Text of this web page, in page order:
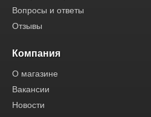
Вопросы и ответы
Отзывы
Компания
О магазине
Вакансии
Новости